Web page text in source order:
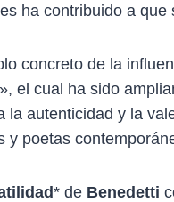
ha contribuido a
concreto de la
el cual ha sido
la autenticidad y la
y poetas
* de Benedetti